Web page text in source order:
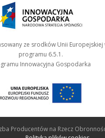
ze srodków Unii Europejskiej
programu 6.5.1.
Innowacyjna Gospodarka
Producentów na Rzecz